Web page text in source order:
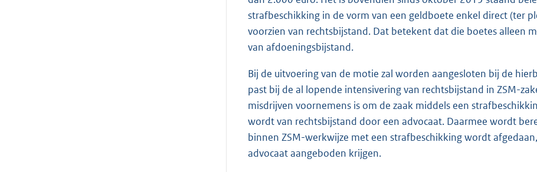
strafbeschikking in de vorm van een geldboete enkel direct (ter
voorzien van rechtsbijstand. Dat betekent dat die boetes alleen
van afdoeningsbijstand.
Bij de uitvoering van de motie zal worden aangesloten bij de
past bij de al lopende intensivering van rechtsbijstand in ZSM-
misdrijven voornemens is om de zaak middels een
wordt van rechtsbijstand door een advocaat. Daarmee wordt
binnen ZSM-werkwijze met een strafbeschikking wordt
advocaat aangeboden krijgen.